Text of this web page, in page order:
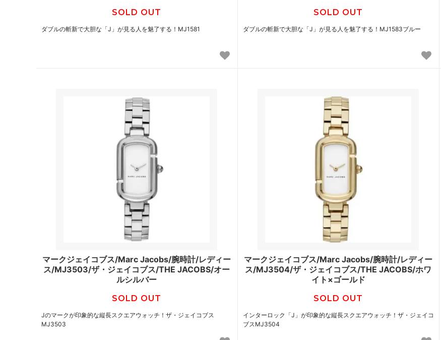
SOLD OUT
ダブルの斬新で大胆な「J」が見る人を魅了する！MJ1581
SOLD OUT
ダブルの斬新で大胆な「J」が見る人を魅了する！MJ1583ブルー
マークジェイコブス/Marc Jacobs/腕時計/レディー
ス/MJ3503/ザ・ジェイコブス/THE JACOBS/オー
ルシルバー
SOLD OUT
Jのマークが印象的な縦長スクエアウォッチ！ザ・ジェイコブス
MJ3503
マークジェイコブス/Marc Jacobs/腕時計/レディー
ス/MJ3504/ザ・ジェイコブス/THE JACOBS/ホワ
イト×ゴールド
SOLD OUT
インターロック「J」が印象的な縦長スクエアウォッチ！ザ・ジェイコ
ブスMJ3504